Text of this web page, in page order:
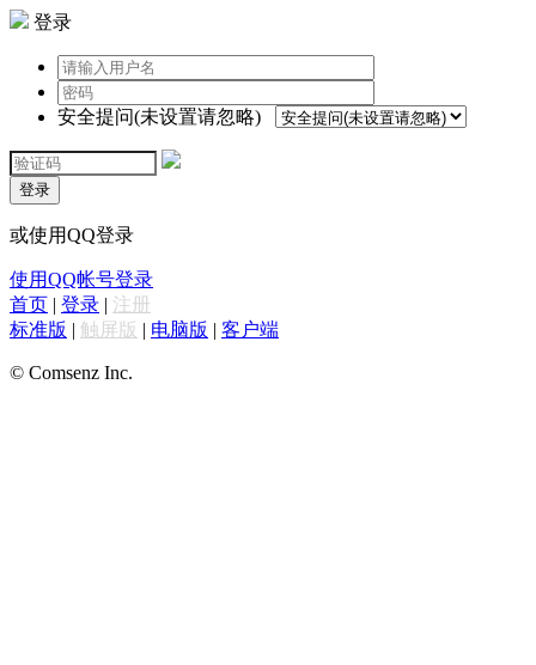
登录
安全提问(未设置请忽略)
登录
或使用QQ登录
使用QQ帐号登录
首页 | 登录 | 注册
标准版 | 触屏版 | 电脑版 | 客户端
© Comsenz Inc.